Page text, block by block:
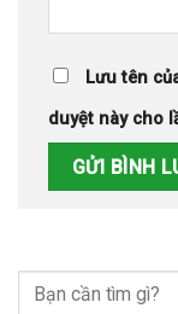
Lưu tên
duyệt này cho